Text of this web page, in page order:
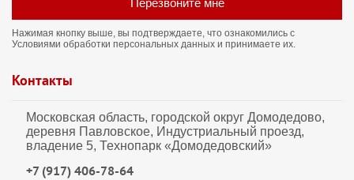
Перезвоните мне
Нажимая кнопку выше, вы подтверждаете, что ознакомились с
Условиями обработки персональных данных и принимаете их.
Контакты
Московская область, городской округ Домодедово,
деревня Павловское, Индустриальный проезд,
владение 5, Технопарк «Домодедовский»
+7 (917) 406-78-64